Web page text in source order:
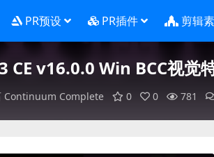
PR预设 PR插件 剪辑
v16.0.0 Win BCC视觉
Continuum Complete 0 0 781